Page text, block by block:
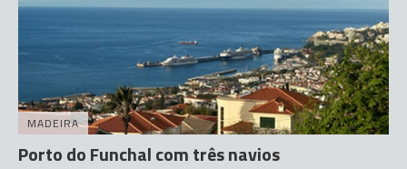
MADEIRA
Porto do Funchal com três navios